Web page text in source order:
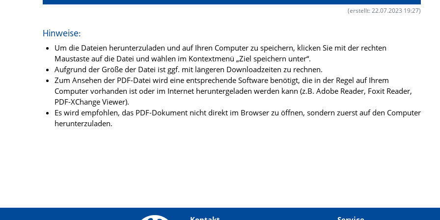
(erstellt: 22.07.2023 19:27)
Hinweise:
Um die Dateien herunterzuladen und auf Ihren Computer zu speichern, klicken Sie mit der rechten
Maustaste auf die Datei und wählen im Kontextmenü „Ziel speichern unter“.
Aufgrund der Größe der Datei ist ggf. mit längeren Downloadzeiten zu rechnen.
Zum Ansehen der PDF-Datei wird eine entsprechende Software benötigt, die in der Regel auf Ihrem
Computer vorhanden ist oder im Internet heruntergeladen werden kann (z.B. Adobe Reader, Foxit Reader,
PDF-XChange Viewer).
Es wird empfohlen, das PDF-Dokument nicht direkt im Browser zu öffnen, sondern zuerst auf den Computer
herunterzuladen.